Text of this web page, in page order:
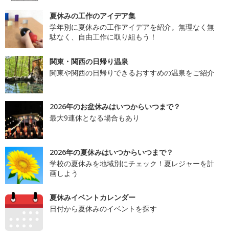
夏休みの工作のアイデア集
学年別に夏休みの工作アイデアを紹介。無理なく無
駄なく、自由工作に取り組もう！
関東・関西の日帰り温泉
関東や関西の日帰りできるおすすめの温泉をご紹介
2026年のお盆休みはいつからいつまで？
最大9連休となる場合もあり
2026年の夏休みはいつからいつまで？
学校の夏休みを地域別にチェック！夏レジャーを計
画しよう
夏休みイベントカレンダー
日付から夏休みのイベントを探す